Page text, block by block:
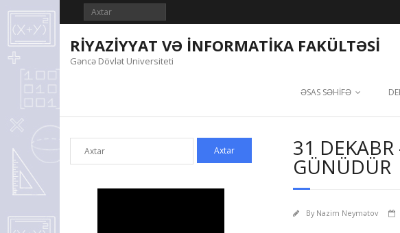
RİYAZİYYAT VƏ İNFORMATİKA FAKÜLTƏSİ
Gəncə Dövlət Universiteti
ƏSAS SƏHİFƏ
31
GÜNÜDÜR
By Nazim Neymətov